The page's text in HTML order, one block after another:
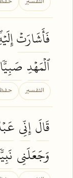
التفسير
فَأَشَارَتۡ
ٱلۡمَهۡدِ صَبِيّٗا
التفسير
قَالَإِنِّي
وَجَعَلَنِي